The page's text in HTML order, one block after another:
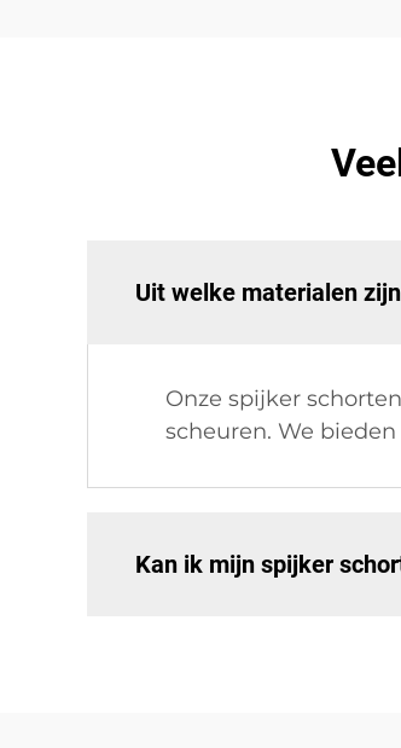
Uit welke materialen
Onze spijker
scheuren. We
Kan ik mijn spijker